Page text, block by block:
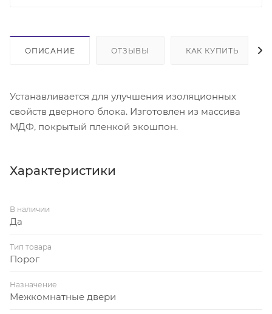
ОПИСАНИЕ ОТЗЫВЫ КАК КУПИТЬ
Устанавливается для улучшения изоляционных
свойств дверного блока. Изготовлен из массива
МДФ, покрытый пленкой экошпон.
Характеристики
В наличии
Да
Тип товара
Порог
Назначение
Межкомнатные двери